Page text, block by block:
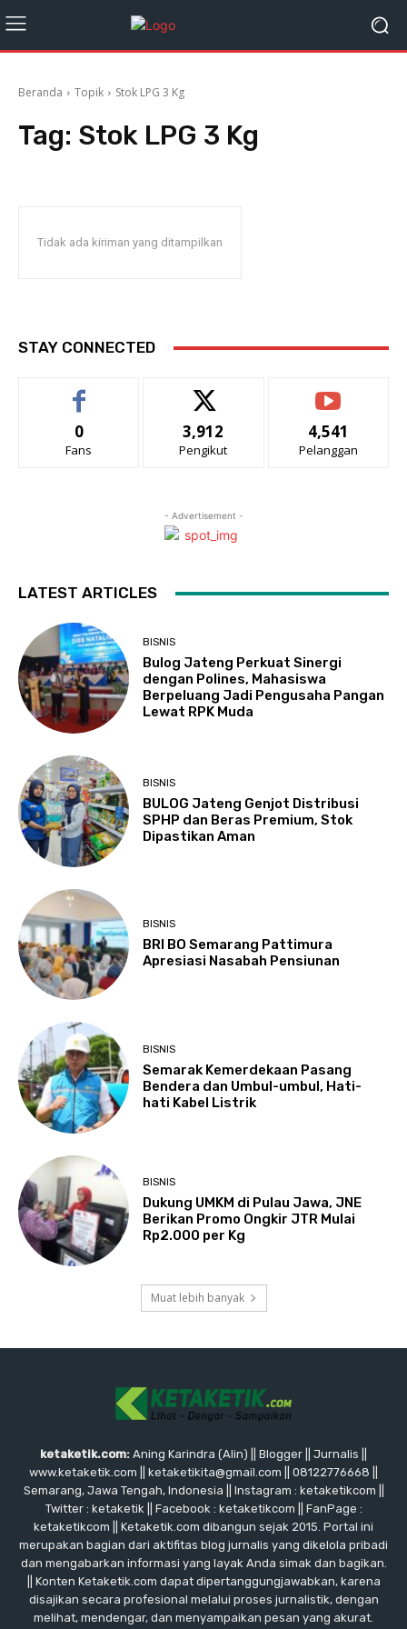
Beranda Topik Stok LPG 3 Kg
Tag: Stok LPG 3 Kg
Tidak ada kiriman yang ditampilkan
STAY CONNECTED
0
Fans
3,912
Pengikut
4,541
Pelanggan
- Advertisement -
LATEST ARTICLES
BISNIS
Bulog Jateng Perkuat Sinergi
dengan Polines, Mahasiswa
Berpeluang Jadi Pengusaha Pangan
Lewat RPK Muda
BISNIS
BULOG Jateng Genjot Distribusi
SPHP dan Beras Premium, Stok
Dipastikan Aman
BISNIS
BRI BO Semarang Pattimura
Apresiasi Nasabah Pensiunan
BISNIS
Semarak Kemerdekaan Pasang
Bendera dan Umbul-umbul, Hati-
hati Kabel Listrik
BISNIS
Dukung UMKM di Pulau Jawa, JNE
Berikan Promo Ongkir JTR Mulai
Rp2.000 per Kg
Muat lebih banyak
ketaketik.com: Aning Karindra (Alin) || Blogger || Jurnalis ||
www.ketaketik.com || ketaketikita@gmail.com || 08122776668 ||
Semarang, Jawa Tengah, Indonesia || Instagram : ketaketikcom ||
Twitter : ketaketik || Facebook : ketaketikcom || FanPage :
ketaketikcom || Ketaketik.com dibangun sejak 2015. Portal ini
merupakan bagian dari aktifitas blog jurnalis yang dikelola pribadi
dan mengabarkan informasi yang layak Anda simak dan bagikan.
|| Konten Ketaketik.com dapat dipertanggungjawabkan, karena
disajikan secara profesional melalui proses jurnalistik, dengan
melihat, mendengar, dan menyampaikan pesan yang akurat.